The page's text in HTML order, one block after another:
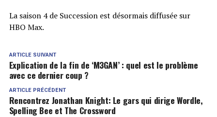
La saison 4 de Succession est désormais diffusée sur
HBO Max.
ARTICLE SUIVANT
Explication de la fin de ‘M3GAN’ : quel est le problème
avec ce dernier coup ?
ARTICLE PRÉCÉDENT
Rencontrez Jonathan Knight: Le gars qui dirige Wordle,
Spelling Bee et The Crossword